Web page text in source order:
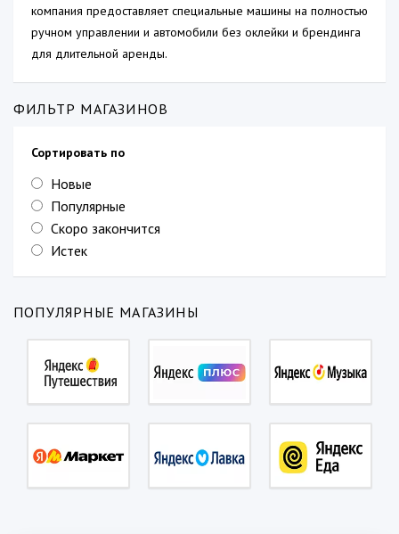
компания предоставляет специальные машины на полностью
ручном управлении и автомобили без оклейки и брендинга
для длительной аренды.
ФИЛЬТР МАГАЗИНОВ
Сортировать по
Новые
Популярные
Скоро закончится
Истек
ПОПУЛЯРНЫЕ МАГАЗИНЫ